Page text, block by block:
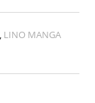
LINO MANGA